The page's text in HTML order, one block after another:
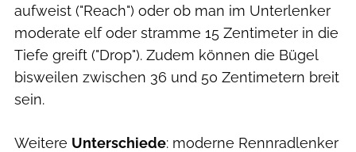
aufweist ("Reach") oder ob man im Unterlenker
moderate elf oder stramme 15 Zentimeter in die
Tiefe greift ("Drop"). Zudem können die Bügel
bisweilen zwischen 36 und 50 Zentimetern breit
sein.
Weitere Unterschiede: moderne Rennradlenker